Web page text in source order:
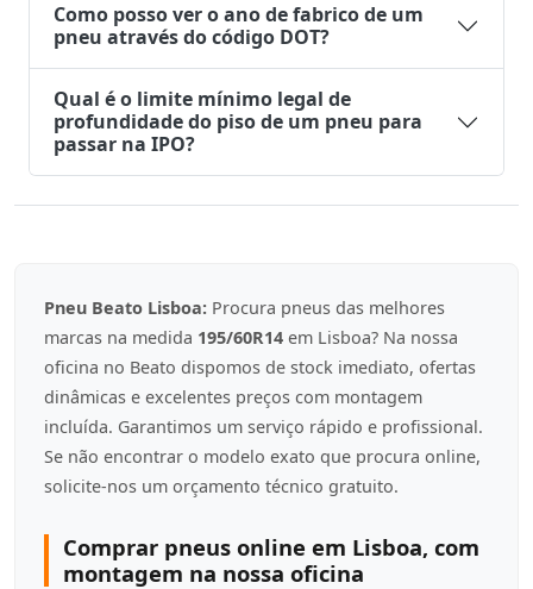
Como posso ver o ano de fabrico de um
pneu através do código DOT?
Qual é o limite mínimo legal de
profundidade do piso de um pneu para
passar na IPO?
Pneu Beato Lisboa: Procura pneus das melhores
marcas na medida 195/60R14 em Lisboa? Na nossa
oficina no Beato dispomos de stock imediato, ofertas
dinâmicas e excelentes preços com montagem
incluída. Garantimos um serviço rápido e profissional.
Se não encontrar o modelo exato que procura online,
solicite-nos um orçamento técnico gratuito.
Comprar pneus online em Lisboa, com
montagem na nossa oficina